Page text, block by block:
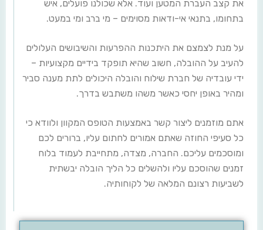
את קצב העברת המטען ועוד. אלא שכולנו פועלים, איש
בתחומו, בתנאי אי-ודאות מסוימים – מי ברב ומי במעט.
על מנת לצמצם את היתכנות ההפרעות והשיבושים העלולים
להעיב על ההובלה, חשוב שהיא תופקד בידיים מקצועיות –
ידי עובדיה של חברת שילוח והובלה היכולים לתת מענה סביר
ומהיר באופן יחסי כאשר משהו משתבש בדרך.
אתם מוזמנים ליצור קשר באמצעות הטופס המקוון ולוודא כי
כל סעיפי החוזה שאתם אמורים לחתום עליו, ברורים לכם
ומוסכמים עליכם. החברה, מצדה, מתחייבת לעמוד בלוח
זמנים שהוסכם עליו ולהשלים כל הליך הובלה יבשתית
לשביעות רצונם המלאה של לקוחותיה.